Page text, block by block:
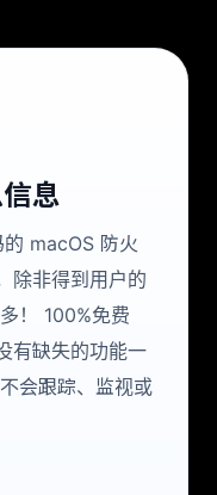
息
macOS 防火
除非得到用户的
！ 100%免费
有缺失的功能一
会跟踪、监视或